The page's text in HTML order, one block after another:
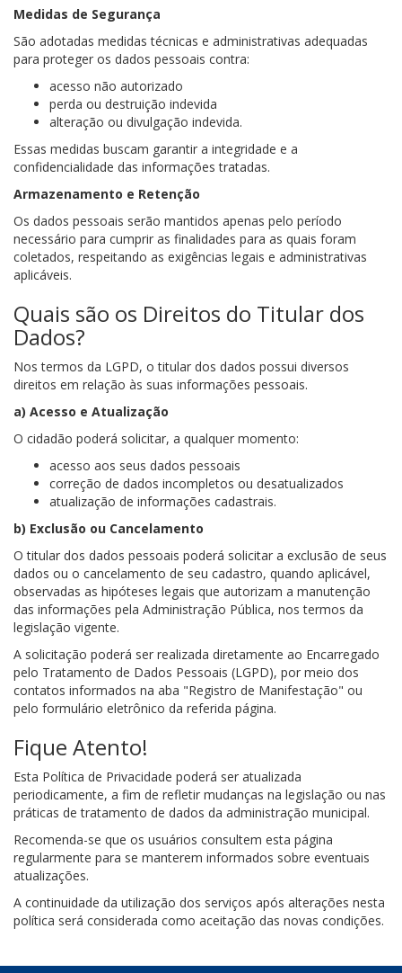
Medidas de Segurança
São adotadas medidas técnicas e administrativas adequadas
para proteger os dados pessoais contra:
acesso não autorizado
perda ou destruição indevida
alteração ou divulgação indevida.
Essas medidas buscam garantir a integridade e a
confidencialidade das informações tratadas.
Armazenamento e Retenção
Os dados pessoais serão mantidos apenas pelo período
necessário para cumprir as finalidades para as quais foram
coletados, respeitando as exigências legais e administrativas
aplicáveis.
Quais são os Direitos do Titular dos
Dados?
Nos termos da LGPD, o titular dos dados possui diversos
direitos em relação às suas informações pessoais.
a) Acesso e Atualização
O cidadão poderá solicitar, a qualquer momento:
acesso aos seus dados pessoais
correção de dados incompletos ou desatualizados
atualização de informações cadastrais.
b) Exclusão ou Cancelamento
O titular dos dados pessoais poderá solicitar a exclusão de seus
dados ou o cancelamento de seu cadastro, quando aplicável,
observadas as hipóteses legais que autorizam a manutenção
das informações pela Administração Pública, nos termos da
legislação vigente.
A solicitação poderá ser realizada diretamente ao Encarregado
pelo Tratamento de Dados Pessoais (LGPD), por meio dos
contatos informados na aba "Registro de Manifestação" ou
pelo formulário eletrônico da referida página.
Fique Atento!
Esta Política de Privacidade poderá ser atualizada
periodicamente, a fim de refletir mudanças na legislação ou nas
práticas de tratamento de dados da administração municipal.
Recomenda-se que os usuários consultem esta página
regularmente para se manterem informados sobre eventuais
atualizações.
A continuidade da utilização dos serviços após alterações nesta
política será considerada como aceitação das novas condições.